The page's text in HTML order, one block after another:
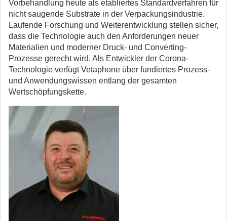
Vorbehandlung heute als etabliertes Standardverfahren für
nicht saugende Substrate in der Verpackungsindustrie.
Laufende Forschung und Weiterentwicklung stellen sicher,
dass die Technologie auch den Anforderungen neuer
Materialien und moderner Druck- und Converting-
Prozesse gerecht wird. Als Entwickler der Corona-
Technologie verfügt Vetaphone über fundiertes Prozess-
und Anwendungswissen entlang der gesamten
Wertschöpfungskette.